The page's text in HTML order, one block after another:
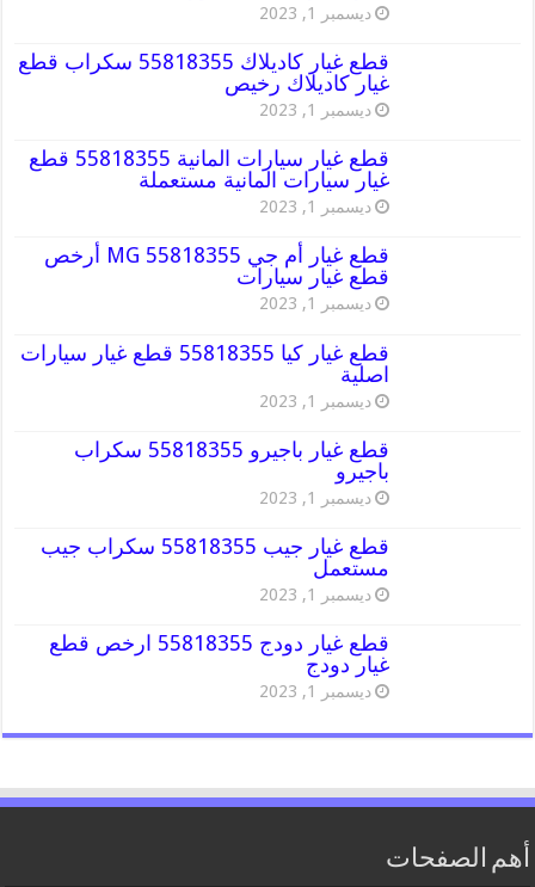
ديسمبر 1, 2023
قطع غيار كاديلاك 55818355 سكراب قطع
غيار كاديلاك رخيص
ديسمبر 1, 2023
قطع غيار سيارات المانية 55818355 قطع
غيار سيارات المانية مستعملة
ديسمبر 1, 2023
قطع غيار أم جي MG 55818355 أرخص
قطع غيار سيارات
ديسمبر 1, 2023
قطع غيار كيا 55818355 قطع غيار سيارات
اصلية
ديسمبر 1, 2023
قطع غيار باجيرو 55818355 سكراب
باجيرو
ديسمبر 1, 2023
قطع غيار جيب 55818355 سكراب جيب
مستعمل
ديسمبر 1, 2023
قطع غيار دودج 55818355 ارخص قطع
غيار دودج
ديسمبر 1, 2023
أهم الصفحات